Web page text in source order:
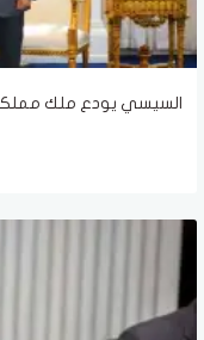
السيسي يودع ملك مملكة